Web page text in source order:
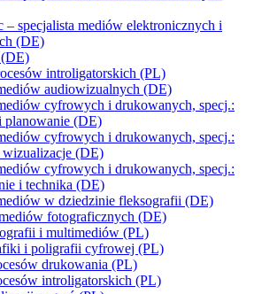
– specjalista mediów elektronicznych i
(DE)
introligatorskich (PL)
audiowizualnych (DE)
cyfrowych i drukowanych, specj.:
planowanie (DE)
cyfrowych i drukowanych, specj.:
wizualizacje (DE)
cyfrowych i drukowanych, specj.:
i technika (DE)
w dziedzinie fleksografii (DE)
fotograficznych (DE)
i multimediów (PL)
i poligrafii cyfrowej (PL)
drukowania (PL)
introligatorskich (PL)